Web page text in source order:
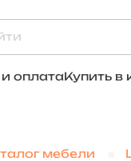
оплатаКупить в
мебели